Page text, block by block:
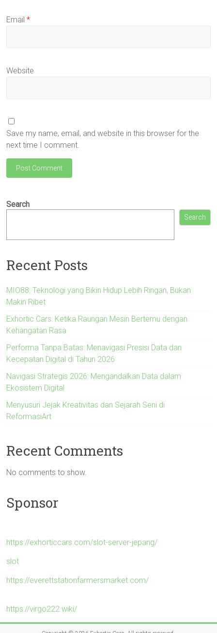
Email*
Website
Save my name, email, and website in this browser for the
next time I comment.
Search
Search
Recent Posts
MIO88: Teknologi yang Bikin Hidup Lebih Ringan, Bukan
Makin Ribet
Exhortic Cars: Ketika Raungan Mesin Bertemu dengan
Kehangatan Rasa
Performa Tanpa Batas: Menavigasi Presisi Data dan
Kecepatan Digital di Tahun 2026
Navigasi Strategis 2026: Mengandalkan Data dalam
Ekosistem Digital
Menyusuri Jejak Kreativitas dan Sejarah Seni di
ReformasiArt
Recent Comments
No comments to show.
Sponsor
https://exhorticcars.com/slot-server-jepang/
slot
https://everettstationfarmersmarket.com/
https://virgo222.wiki/